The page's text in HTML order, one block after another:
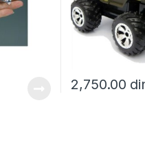
2,750.00